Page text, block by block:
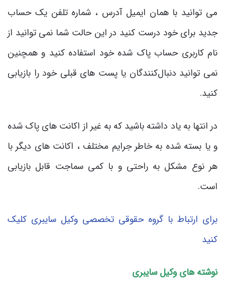
می توانید با همان ایمیل آدرس ، شماره تلفن یک حساب
جدید برای خود درست کنید در این حالت شما نمی توانید از
نام کاربری حساب پاک شده خود استفاده کنید و همچنین
نمی توانید دنبال‌کنندگان یا پست های قبلی خود را بازیابی
کنید.
در انتها به یاد داشته باشید که به غیر از اکانت های پاک شده
و یا بسته شده به خاطر جرایم مختلف ، اکانت های دیگر با
هر نوع مشکل به راحتی و با کمی سماجت قابل بازیابی
است.
برای ارتباط با گروه حقوقی تخصصی وکیل سایبری کلیک
کنید
نوشته های وکیل سایبری